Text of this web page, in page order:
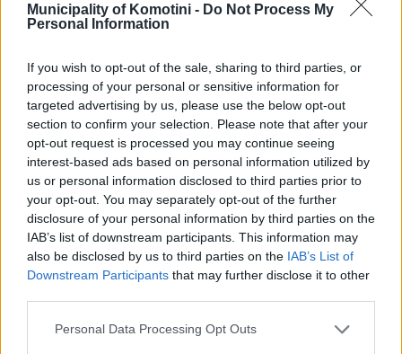
Municipality of Komotini - Do Not Process My
Personal Information
If you wish to opt-out of the sale, sharing to third parties, or
processing of your personal or sensitive information for
targeted advertising by us, please use the below opt-out
section to confirm your selection. Please note that after your
opt-out request is processed you may continue seeing
interest-based ads based on personal information utilized by
us or personal information disclosed to third parties prior to
your opt-out. You may separately opt-out of the further
disclosure of your personal information by third parties on the
IAB’s list of downstream participants. This information may
also be disclosed by us to third parties on the IAB’s List of
Downstream Participants that may further disclose it to other
Personal Data Processing Opt Outs